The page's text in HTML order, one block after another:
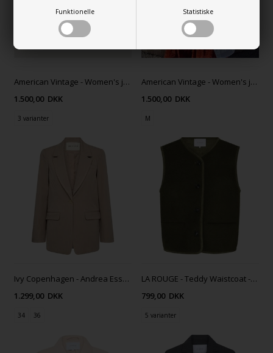
Funktionelle Statistiske
American Vintage - Women's jacket Hoktown - SLOE MELANGE
1.500,00 DKK
3 varianter
American Vintage - Women's jacket Yopday - GREY SALT AND PEPPER
1.500,00 DKK
M
Ivy Copenhagen - Andrea Essential Blazer - Beige
1.299,00 DKK
34 36
LA ROUGE - Teddy Waistcoat - Forest green
799,00 DKK
5 varianter